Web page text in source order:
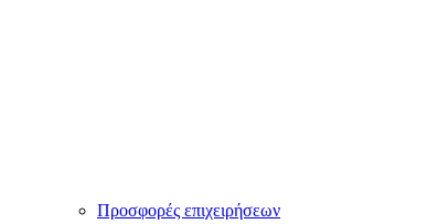
Προσφορές επιχειρήσεων